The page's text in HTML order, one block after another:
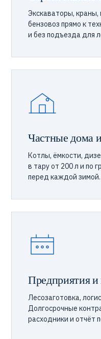
Экскаваторы,
бензовоз прямо к
и без подъезда для
Частные дома
Котлы, ёмкости,
в тару от 200 л и по
перед каждой зимой.
Предприятия и
Лесозаготовка,
Долгосрочные
расходники и отчёт